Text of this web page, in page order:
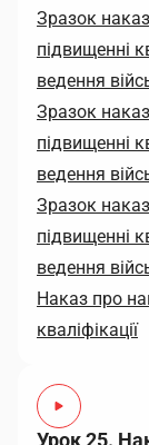
Зразок
підвищенні
ведення
Зразок
підвищенні
ведення
Зразок
підвищенні
ведення
Наказ про
кваліфікації
Урок 25.